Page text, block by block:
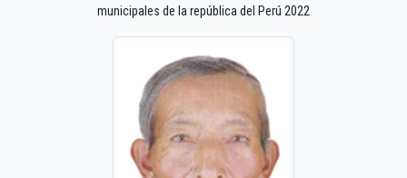
municipales de la república del Perú 2022